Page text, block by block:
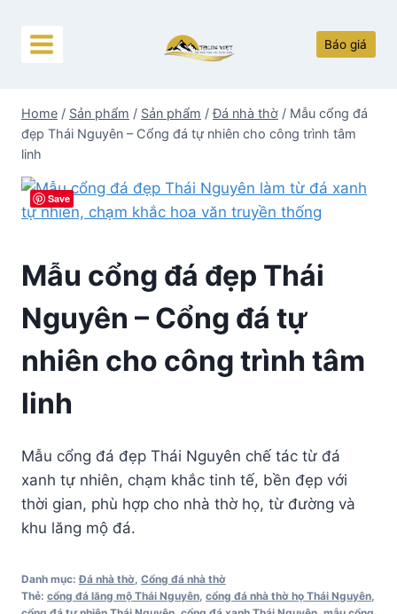
content
Báo giá
Home / Sản phẩm / Sản phẩm / Đá nhà thờ / Mẫu cổng đá
đẹp Thái Nguyên – Cổng đá tự nhiên cho công trình tâm
linh
Save
Mẫu cổng đá đẹp Thái
Nguyên – Cổng đá tự
nhiên cho công trình tâm
linh
Mẫu cổng đá đẹp Thái Nguyên chế tác từ đá
xanh tự nhiên, chạm khắc tinh tế, bền đẹp với
thời gian, phù hợp cho nhà thờ họ, từ đường và
khu lăng mộ đá.
Danh mục:Đá nhà thờ Cổng đá nhà thờ
Thẻ: cổng đá lăng mộ Thái Nguyên cổng đá nhà thờ họ Thái Nguyên